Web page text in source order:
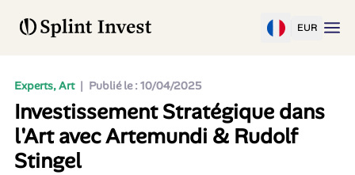
EUR
Experts, Art | Publié le : 10/04/2025
Investissement Stratégique dans
l'Art avec Artemundi & Rudolf
Stingel